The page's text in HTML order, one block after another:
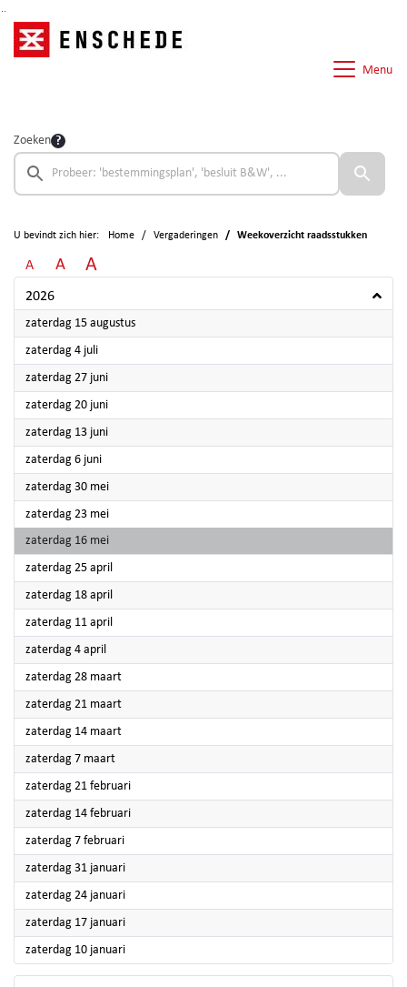
Menu
Zoeken
U bevindt zich hier: Home Vergaderingen Weekoverzicht raadsstukken
A A A
2026
zaterdag 15 augustus2026
zaterdag 4 juli2026
zaterdag 27 juni2026
zaterdag 20 juni2026
zaterdag 13 juni2026
zaterdag 6 juni2026
zaterdag 30 mei2026
zaterdag 23 mei2026
zaterdag 16 mei2026
zaterdag 25 april
zaterdag 18 april
zaterdag 11 april
zaterdag 4 april
zaterdag 28 maart2026
zaterdag 21 maart2026
zaterdag 14 maart2026
zaterdag 7 maart2026
zaterdag 21 februari2026
zaterdag 14 februari2026
zaterdag 7 februari2026
zaterdag 31 januari2026
zaterdag 24 januari2026
zaterdag 17 januari2026
zaterdag 10 januari2026